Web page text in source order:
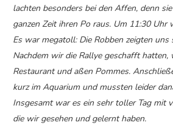
lachten besonders bei den Affen, denn
ganzen Zeit ihren Po raus. Um 11:30 Uhr
Es war megatoll: Die Robben zeigten uns
Nachdem wir die Rallye geschafft hatten,
Restaurant und aßen Pommes.
kurz im Aquarium und mussten leider
Insgesamt war es ein sehr toller Tag mit
die wir gesehen und gelernt haben.